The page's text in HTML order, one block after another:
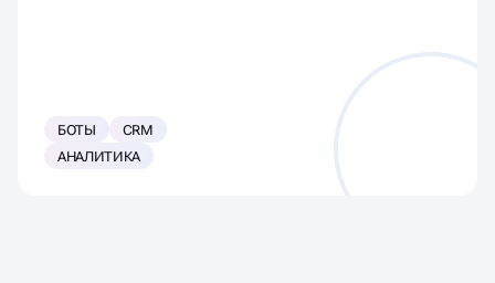
БОТЫ
CRM
АНАЛИТИКА